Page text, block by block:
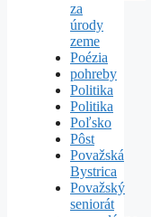
za
úrody
zeme
Poézia
pohreby
Politika
Politika
Poľsko
Pôst
Považská
Bystrica
Považský
seniorát